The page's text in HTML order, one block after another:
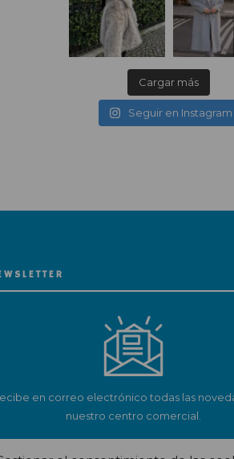
Cargar más
Seguir en Instagram
en correo electrónico todas las
nuestro centro comercial.